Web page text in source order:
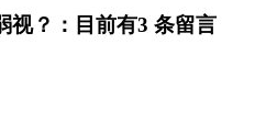
视？：目前有3 条留言